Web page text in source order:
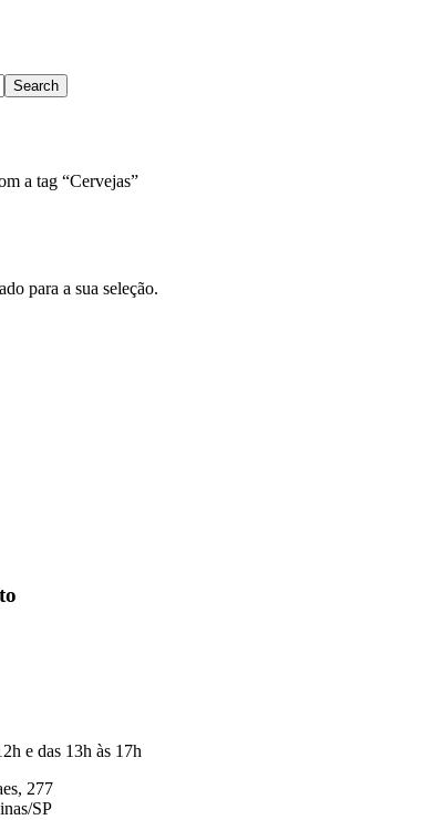
Search
a tag “Cervejas”
para a sua seleção.
e das 13h às 17h
277
SP